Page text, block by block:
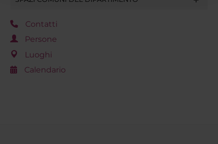
Contatti
Persone
Luoghi
Calendario